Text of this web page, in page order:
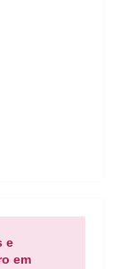
e
em